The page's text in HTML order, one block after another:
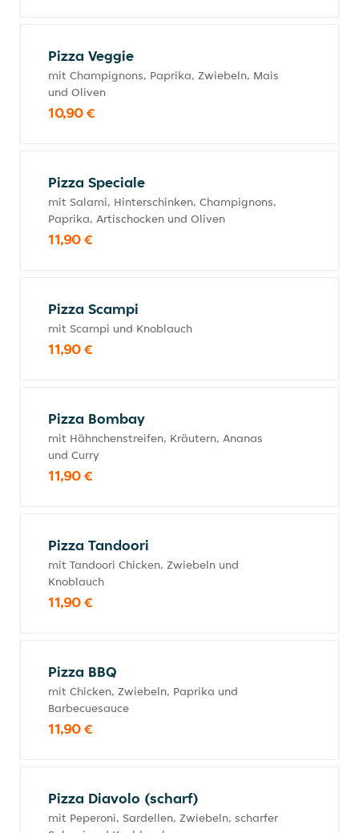
Pizza Veggie
mit Champignons, Paprika, Zwiebeln, Mais
und Oliven
10,90 €
Pizza Speciale
mit Salami, Hinterschinken, Champignons,
Paprika, Artischocken und Oliven
11,90 €
Pizza Scampi
mit Scampi und Knoblauch
11,90 €
Pizza Bombay
mit Hähnchenstreifen, Kräutern, Ananas
und Curry
11,90 €
Pizza Tandoori
mit Tandoori Chicken, Zwiebeln und
Knoblauch
11,90 €
Pizza BBQ
mit Chicken, Zwiebeln, Paprika und
Barbecuesauce
11,90 €
Pizza Diavolo (scharf)
mit Peperoni, Sardellen, Zwiebeln, scharfer